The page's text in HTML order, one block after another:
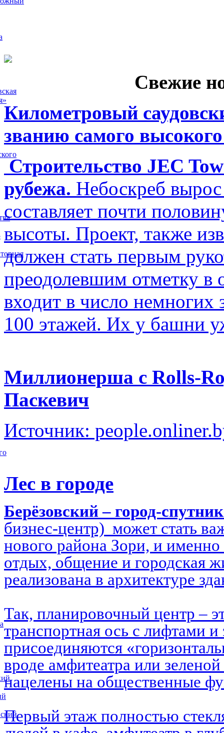
Свежие
Километровый
званию самого
Строительство JEC
рубежа. Небоскреб
составляет почти
высоты. Проект, также
должен стать первым
преодолевшим отметку в
входит в число
100 этажей. Их у башни
Миллионерша с Rolls-
Паскевич
Источник:
Лес в городе
Берёзовский – город-
бизнес-центр) может стать
нового района Зори, и именно
отдых, общение и городская
реализована в архитектуре
Так, планировочный центр –
транспортная ось с лифтами и
присоединяются
вроде амфитеатра или
нацелены на общественные
Первый этаж полностью